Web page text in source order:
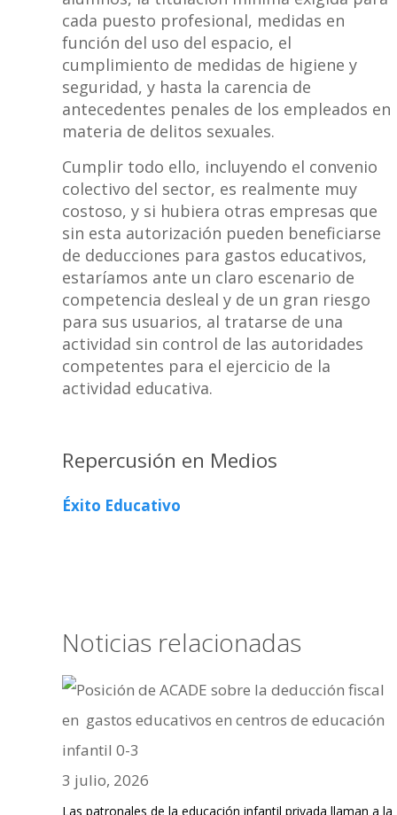
cada puesto profesional, medidas en
función del uso del espacio, el
cumplimiento de medidas de higiene y
seguridad, y hasta la carencia de
antecedentes penales de los empleados en
materia de delitos sexuales.
Cumplir todo ello, incluyendo el convenio
colectivo del sector, es realmente muy
costoso, y si hubiera otras empresas que
sin esta autorización pueden beneficiarse
de deducciones para gastos educativos,
estaríamos ante un claro escenario de
competencia desleal y de un gran riesgo
para sus usuarios, al tratarse de una
actividad sin control de las autoridades
competentes para el ejercicio de la
actividad educativa.
Repercusión en Medios
Éxito Educativo
Noticias relacionadas
3 julio, 2026
Las patronales de la educación infantil privada llaman a la